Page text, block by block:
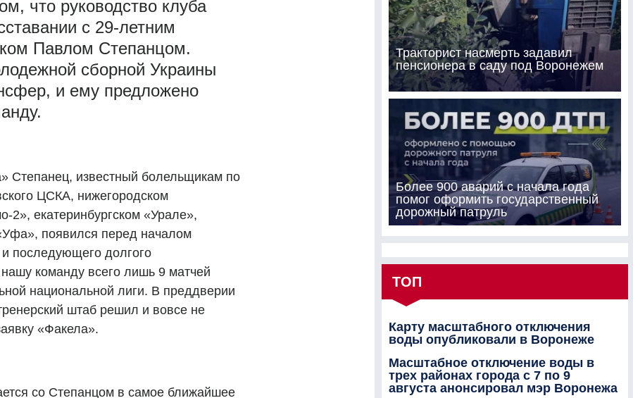
что руководство клуба
с 29-летним
Павлом Степанцом.
сборной Украины
и ему предложено
Степанец, известный болельщикам по
ЦСКА, нижегородском
2», екатеринбургском «Урале»,
появился перед началом
последующего долгого
команду всего лишь 9 матчей
национальной лиги. В преддверии
штаб решил и вовсе не
«Факела».
со Степанцом в самое ближайшее
Тракторист насмерть задавил
пенсионера в саду под Воронежем
Более 900 аварий с начала года
помог оформить государственный
дорожный патруль
ТОП
Карту масштабного отключения
воды опубликовали в Воронеже
Масштабное отключение воды в
трех районах города с 7 по 9
августа анонсировал мэр Воронежа